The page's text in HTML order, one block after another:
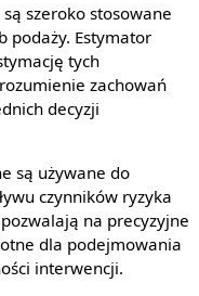
szeroko stosowane
podaży. Estymator
tych
zachowań
decyzji
są używane do
czynników ryzyka
na precyzyjne
dla podejmowania
interwencji.